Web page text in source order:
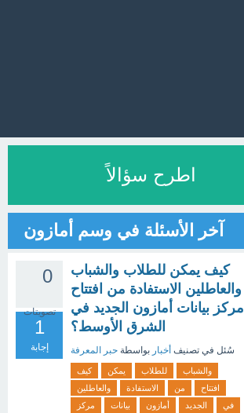
اطرح سؤالاً
آخر الأسئلة في وسم أمازون
0
تصويتات
1
إجابة
كيف يمكن للطلاب والشباب
والعاطلين الاستفادة من افتتاح
مركز بيانات أمازون الجديد في
الشرق الأوسط؟
سُئل في تصنيف أخبار بواسطة حبر المعرفة
كيف يمكن للطلاب
والشباب
والعاطلين
الاستفادة من
افتتاح
مركز
بيانات أمازون الجديد في